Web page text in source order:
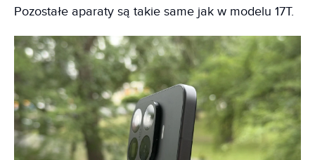
Pozostałe aparaty są takie same jak w modelu 17T.